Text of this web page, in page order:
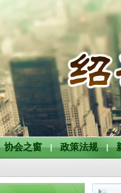
协会之窗 | 政策法规 |